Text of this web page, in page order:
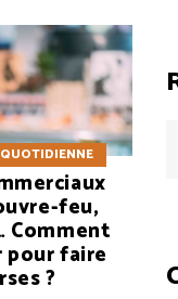
feu,
pour faire
?